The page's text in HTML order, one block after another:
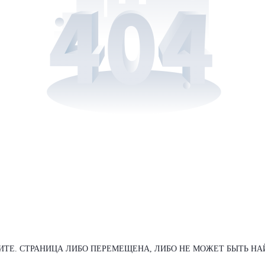
СТРАНИЦА ЛИБО ПЕРЕМЕЩЕНА, ЛИБО НЕ МОЖЕТ БЫТЬ